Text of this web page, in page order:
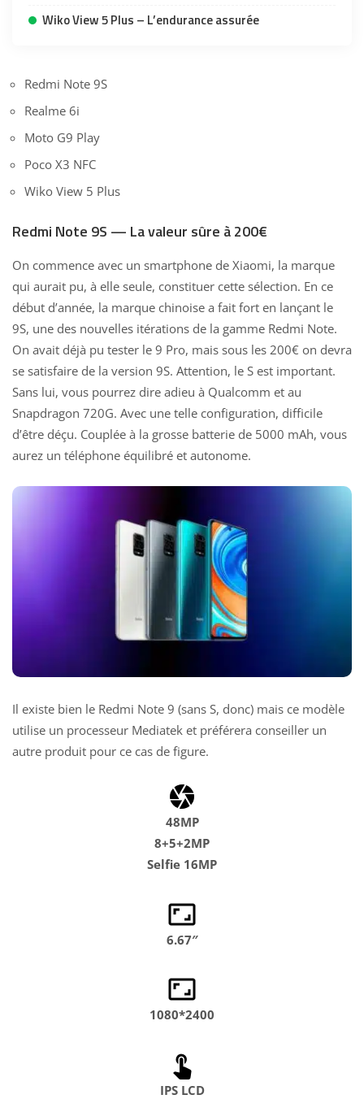
Wiko View 5 Plus – L’endurance assurée
Redmi Note 9S
Realme 6i
Moto G9 Play
Poco X3 NFC
Wiko View 5 Plus
Redmi Note 9S — La valeur sûre à 200€
On commence avec un smartphone de Xiaomi, la marque
qui aurait pu, à elle seule, constituer cette sélection. En ce
début d’année, la marque chinoise a fait fort en lançant le
9S, une des nouvelles itérations de la gamme Redmi Note.
On avait déjà pu tester le 9 Pro, mais sous les 200€ on devra
se satisfaire de la version 9S. Attention, le S est important.
Sans lui, vous pourrez dire adieu à Qualcomm et au
Snapdragon 720G. Avec une telle configuration, difficile
d’être déçu. Couplée à la grosse batterie de 5000 mAh, vous
aurez un téléphone équilibré et autonome.
Il existe bien le Redmi Note 9 (sans S, donc) mais ce modèle
utilise un processeur Mediatek et préférera conseiller un
autre produit pour ce cas de figure.
48MP
8+5+2MP
Selfie 16MP
6.67″
1080*2400
IPS LCD